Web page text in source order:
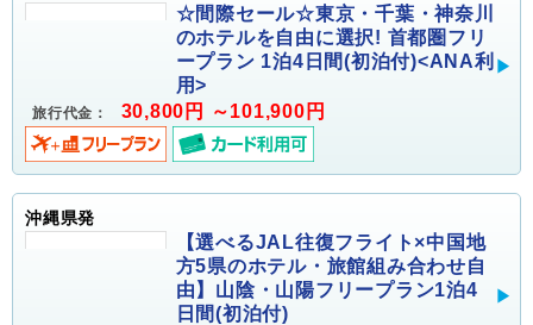
☆間際セール☆東京・千葉・神奈川
のホテルを自由に選択! 首都圏フリ
ープラン 1泊4日間(初泊付)<ANA利
用>
旅行代金： 30,800円 ～101,900円
沖縄県発
【選べるJAL往復フライト×中国地
方5県のホテル・旅館組み合わせ自
由】山陰・山陽フリープラン1泊4
日間(初泊付)